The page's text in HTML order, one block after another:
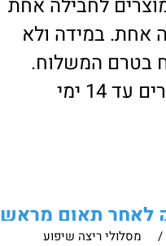
לחבילה אחת
אחת. במידה ולא
בטרם המשלוח.
טיפול בהזמנות ברוב המקרים עד 14 ימי
לאחר תאום מראש
/
מסלולי ריצה שיפוע